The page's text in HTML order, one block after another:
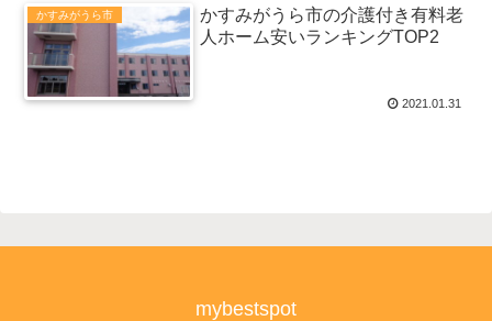
かすみがうら市
かすみがうら市の介護付き有料老
人ホーム安いランキングTOP2
2021.01.31
mybestspot